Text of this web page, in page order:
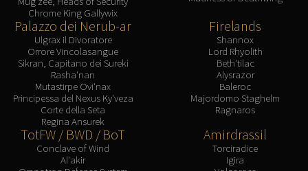
Chrome King Gallywix
Palazzo dei Nerub-ar
Ulgrax il Divoratore
Orrore Vincolasangue
Sikran, Capitano dei Sureki
Rasha'nan
Mutastirpe Ovi'nax
Principessa del Nexus Ky'veza
Corte della Seta
Regina Ansurek
Firelands
Shannox
Lord Rhyolith
Beth'tilac
Alysrazor
Baleroc
Majordomo Staghelm
Ragnaros
TotFW / BWD / BoT
Conclave of Wind
Al'akir
Amirdrassil
Torciradice
Igira